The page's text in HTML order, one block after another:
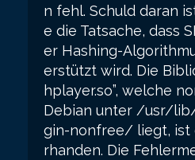
n fehl. Schuld daran
e die Tatsache, dass
er Hashing-
erstützt wird. Die
hplayer.so”, welche
Debian unter /usr/
gin-nonfree/ liegt, ist
rhanden. Die